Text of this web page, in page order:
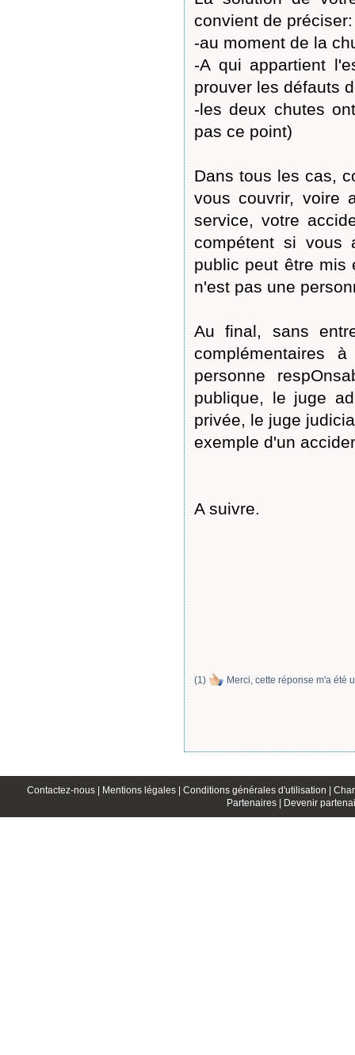
convient de préciser:
-au moment de la
-A qui appartient
prouver les défauts
-les deux chutes
pas ce point)
Dans tous les cas,
vous couvrir, voire
service, votre
compétent si vous
public peut être mis
n'est pas une
Au final, sans
complémentaires
personne
publique, le juge
privée, le juge
exemple d'un
A suivre.
(1) Merci, cette réponse m'a été
Contactez-nous | Mentions légales | Conditions générales d'utilisation |
Partenaires |
Devenir